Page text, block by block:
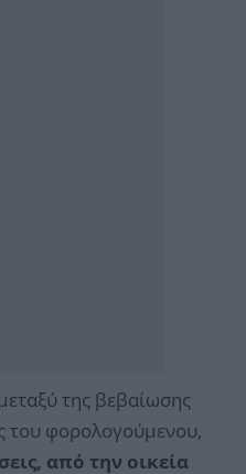
της βεβαίωσης
του φορολογούμενου,
από την οικεία